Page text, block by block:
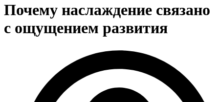
Почему наслаждение связано
с ощущением развития